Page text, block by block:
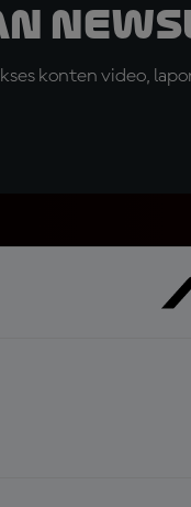
konten video,